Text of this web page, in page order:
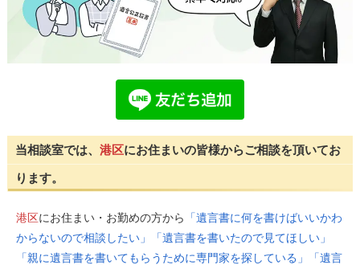
当相談室では、 港区にお住まいの皆様からご相談を頂いてお
ります。
港区にお住まい・お勤めの方から
「遺言書に何を書けばいいかわ
からないので相談したい」「遺言書を書いたので見てほしい」
「親に遺言書を書いてもらうために専門家を探している」「遺言